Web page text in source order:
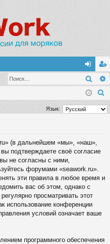
хо
д
ег
ис
тр
и
Язык:
(в дальнейшем «мы», «наш»,
подтверждаете своё согласие
не согласны с ними,
форумами «seawork.ru».
эти правила в любое время и
вас об этом, однако с
просматривать этот
использование конференции
условий означает ваше
программного обеспечения